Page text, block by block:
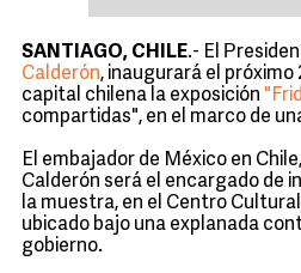
SANTIAGO, CHILE.- El P
Calderón, inaugurará el próximo
capital chilena la exposición
compartidas", en el marco de
El embajador de México en
Calderón será el encargado de
la muestra, en el Centro
ubicado bajo una explanada
gobierno.